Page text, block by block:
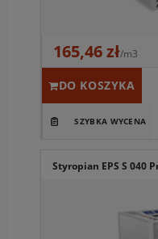
165,46 zł/m3
DO KOSZYKA
Styropian EPS S 040